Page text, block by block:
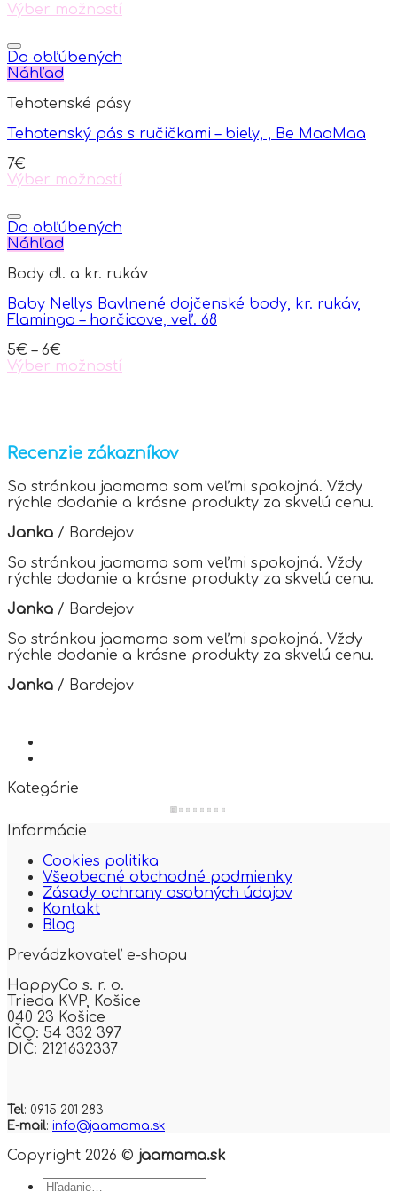
Výber možností
product
has
multiple
The
may
chosen
on
product
page
Do obľúbených
Náhľad
Tehotenské pásy
Tehotenský pás s ručičkami – biely, , Be MaaMaa
7€
Výber možností
product
has
multiple
The
may
be
on
the
Do obľúbených
Náhľad
Body dl. a kr. rukáv
Baby Nellys Bavlnené dojčenské body, kr. rukáv,
Flamingo – horčicove, veľ. 68
5€ – 6€
Výber možností
variants.
The
options
may
be
chosen
on
the
product
page
Recenzie zákazníkov
So stránkou jaamama som veľmi spokojná. Vždy
rýchle dodanie a krásne produkty za skvelú cenu.
Janka / Bardejov
So stránkou jaamama som veľmi spokojná. Vždy
rýchle dodanie a krásne produkty za skvelú cenu.
Janka / Bardejov
So stránkou jaamama som veľmi spokojná. Vždy
rýchle dodanie a krásne produkty za skvelú cenu.
Janka / Bardejov
Kategórie
Informácie
Cookies politika
Všeobecné obchodné podmienky
Zásady ochrany osobných údajov
Kontakt
Blog
Prevádzkovateľ e-shopu
HappyCo s. r. o.
Trieda KVP,
Košice
040 23 Košice
IČO: 54 332 397
DIČ: 2121632337
Tel: 0915 201 283
E-mail: info@jaamama.sk
Copyright 2026 © jaamama.sk
Hľadať: